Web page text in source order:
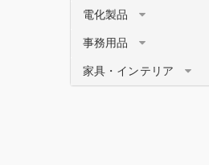
電化製品
事務用品
家具・インテリア